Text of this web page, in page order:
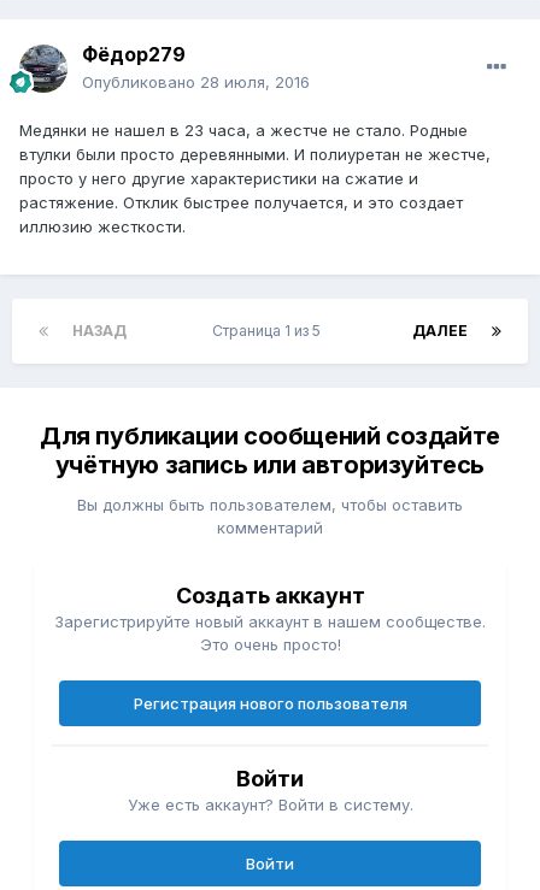
Фёдор279
Опубликовано 28 июля, 2016
Медянки не нашел в 23 часа, а жестче не стало. Родные
втулки были просто деревянными. И полиуретан не жестче,
просто у него другие характеристики на сжатие и
растяжение. Отклик быстрее получается, и это создает
иллюзию жесткости.
НАЗАД ДАЛЕЕ
Страница 1 из 5
Для публикации сообщений создайте
учётную запись или авторизуйтесь
Вы должны быть пользователем, чтобы оставить
комментарий
Создать аккаунт
Зарегистрируйте новый аккаунт в нашем сообществе.
Это очень просто!
Регистрация нового пользователя
Войти
Уже есть аккаунт? Войти в систему.
Войти